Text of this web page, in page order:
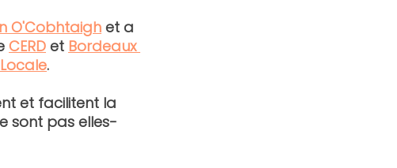
O'Cobhtaigh et a
CERD et Bordeaux
.
et facilitent la
sont pas elles-